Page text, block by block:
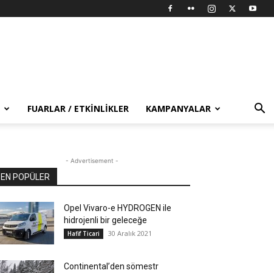
FUARLAR / ETKINLIKLER KAMPANYALAR
- Advertisement -
EN POPÜLER
Opel Vivaro-e HYDROGEN ile
hidrojenli bir geleceğe
Hafif Ticari 30 Aralık 2021
Continental’den sömestr